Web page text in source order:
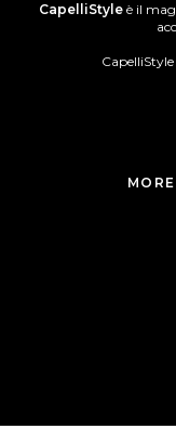
CapelliStyleè il
CapelliStyle